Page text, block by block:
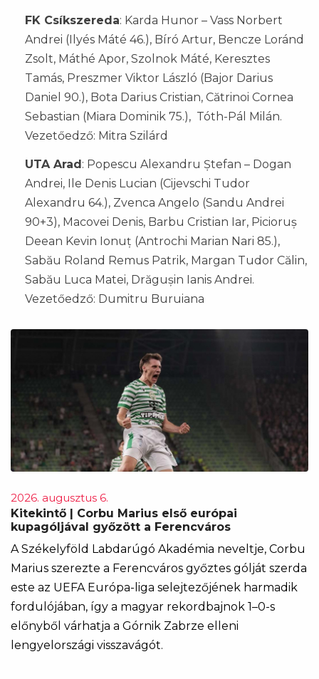
FK Csíkszereda: Karda Hunor – Vass Norbert
Andrei (Ilyés Máté 46.), Bíró Artur, Bencze Loránd
Zsolt, Máthé Apor, Szolnok Máté, Keresztes
Tamás, Preszmer Viktor László (Bajor Darius
Daniel 90.), Bota Darius Cristian, Cătrinoi Cornea
Sebastian (Miara Dominik 75.), Tóth-Pál Milán.
Vezetőedző: Mitra Szilárd
UTA Arad: Popescu Alexandru Ștefan – Dogan
Andrei, Ile Denis Lucian (Cijevschi Tudor
Alexandru 64.), Zvenca Angelo (Sandu Andrei
90+3), Macovei Denis, Barbu Cristian Iar, Picioruș
Deean Kevin Ionuț (Antrochi Marian Nari 85.),
Sabău Roland Remus Patrik, Margan Tudor Călin,
Sabău Luca Matei, Drăgușin Ianis Andrei.
Vezetőedző: Dumitru Buruiana
2026. augusztus 6.
Kitekintő | Corbu Marius első európai
kupagóljával győzött a Ferencváros
A Székelyföld Labdarúgó Akadémia neveltje, Corbu
Marius szerezte a Ferencváros győztes gólját szerda
este az UEFA Európa-liga selejtezőjének harmadik
fordulójában, így a magyar rekordbajnok 1–0-s
előnyből várhatja a Górnik Zabrze elleni
lengyelországi visszavágót.